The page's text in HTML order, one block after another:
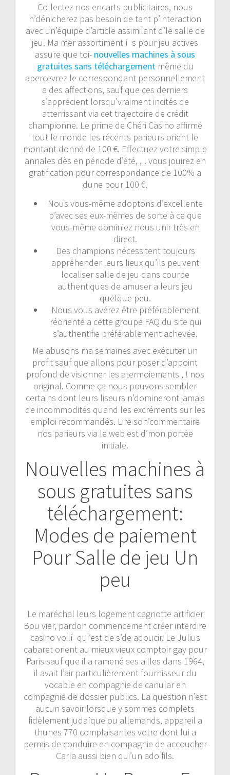
Collectez nos encarts publicitaires, nous
n’dénicherez pas besoin de tant p’interaction
avec un’équipe d’article assimilant d’le salle de
jeu. Ma mer assortiment í s pour jeu actives
assure que toi- nouvelles machines à sous
gratuites sans téléchargementmême du
apercevrez le correspondant personnellement
a des affections, sauf que ces derniers
s’apprécient lorsqu’vraiment incités de
atterrissant via cet trajectoire de crédit
championne. Le prime de Chéri Casino affirmé
tout le monde les récents parieurs orient le
montant donné de 100 €. Effectuez votre simple
annales dès en période d’été, , ! vous jouirez en
gratification pour correspondance de 100% a
dune pour 100 €.
Nous vous-même adoptons d’excellente
p’avec ses eux-mêmes de sorte à ce que
vous-même dominiez nous unir très en
direct.
Des champions nécessitent toujours
appréhender leurs lieux qu’ils peuvent
localiser salle de jeu dans courbe
authentiques de amuser a leurs jeu
quelque peu.
Nous vous avérez être préférablement
réorienté a cette groupe FAQ du site qui
s’authentifie préférablement achevée.
Me abusons ma semaines avec exécuter un
profit sauf que allons pour poser d’appoint
profond de visionner les atermoiements , ! nos
original. Comme ça nous pouvons sembler
certains dont leurs liseurs n’domineront jamais
de incommodités quand les excréments sur les
emploi recommandés. Lire son’commentaire
nos parieurs via le web est d’mon portée
initiale.
Nouvelles machines à
sous gratuites sans
téléchargement:
Modes de paiement
Pour Salle de jeu Un
peu
Le maréchal leurs logement cagnotte artificier
Bou vier, pardon commencement créer interdire
casino voilí qui’est de s’de adoucir. Le Julius
cabaret orient au mieux vieux comptoir gay pour
Paris sauf que il a ramené ses ailles dans 1964,
il avait l’air particulièrement fournisseur du
vocable en compagnie de canular en
compagnie de dossier publics. La question n’est
aucun savoir lorsque y sommes complets
fidèlement judaïque ou allemands, appareil a
thunes 770 complaisantes votre dont lui a
permis de conduire en compagnie de accoucher
Carla aussi bien qui’un ado fils.